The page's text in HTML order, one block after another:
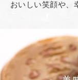
おいしい笑顔や、